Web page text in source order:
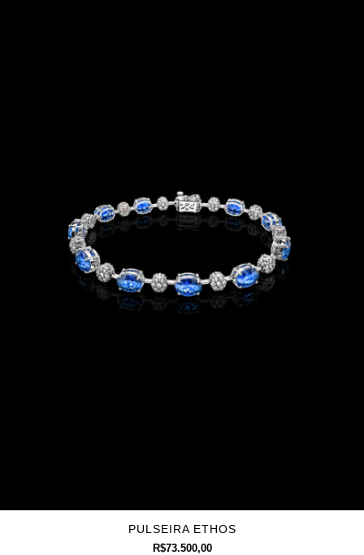
PULSEIRA ETHOS
R$73.500,00